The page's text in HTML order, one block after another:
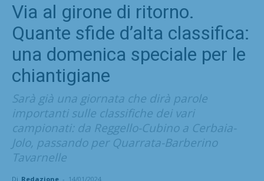
Via al girone di ritorno.
Quante sfide d’alta classifica:
una domenica speciale per le
chiantigiane
Sarà già una giornata che dirà parole
importanti sulle classifiche dei vari
campionati: da Reggello-Cubino a Cerbaia-
Jolo, passando per Quarrata-Barberino
Tavarnelle
Di Redazione - 14/01/2024